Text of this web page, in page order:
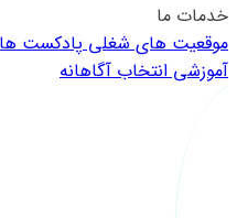
خدمات ما
موقعیت های شغلیپادکست
آموزشیانتخاب آگاهانه